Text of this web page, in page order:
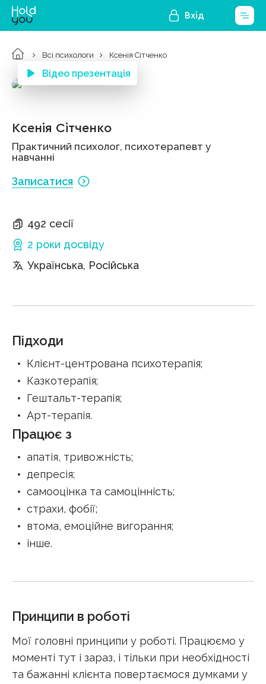
Вхід
Всі психологи Ксенія Сітченко
Відео презентація
Ксенія Сітченко
Практичний психолог, психотерапевт у
навчанні
Записатися
492 сесії
2 роки досвіду
Українська, Російська
Підходи
Клієнт-центрована психотерапія;
Казкотерапія;
Гештальт-терапія;
Арт-терапія.
Працює з
апатія, тривожність;
депресія;
самооцінка та самоцінність;
страхи, фобії;
втома, емоційне вигорання;
інше.
Принципи в роботі
Мої головні принципи у роботі. Працюємо у
моменті тут і зараз, і тільки при необхідності
та бажанні клієнта повертаємося думками у